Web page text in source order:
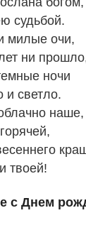
судьбой.
милые очи,
ни
ночи
и светло.
наше,
твоей!
с Днем